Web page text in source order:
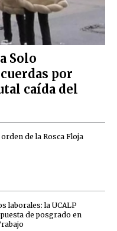
Solo
por
caída del
de la Rosca Floja
laborales: la UCALP
de posgrado en